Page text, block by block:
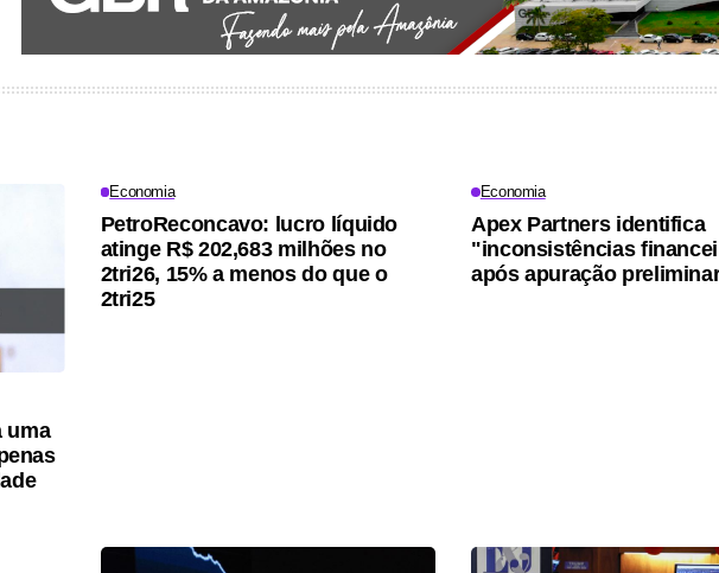
uma
Economia
PetroReconcavo: lucro líquido
atinge R$ 202,683 milhões no
2tri26, 15% a menos do que o
2tri25
Economia
Apex Partners identifica
"inconsistências
após apuração